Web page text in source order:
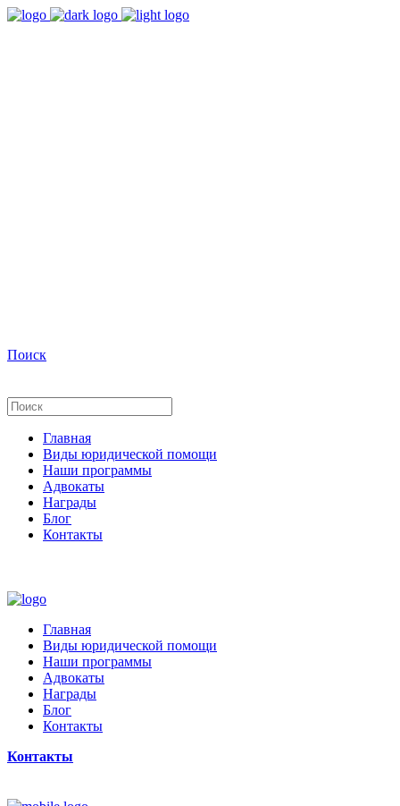
Поиск
Главная
Виды юридической помощи
Наши программы
Адвокаты
Награды
Блог
Контакты
Главная
Виды юридической помощи
Наши программы
Адвокаты
Награды
Блог
Контакты
Контакты